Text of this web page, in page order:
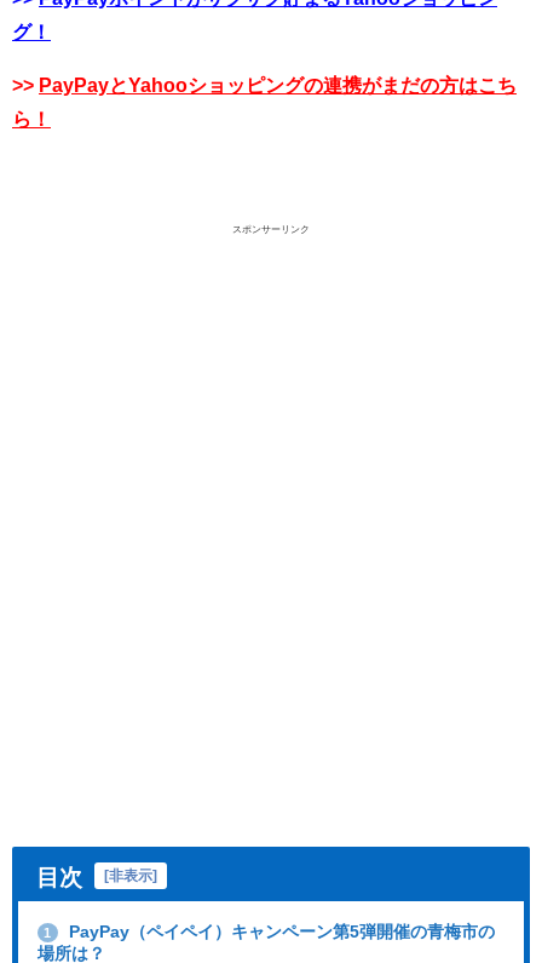
グ！
>> PayPayとYahooショッピングの連携がまだの方はこち
ら！
スポンサーリンク
目次 [非表示]
1
PayPay（ペイペイ）キャンペーン第5弾開催の青梅市の
場所は？